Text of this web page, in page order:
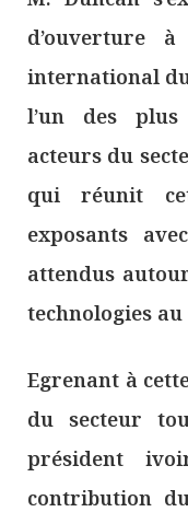
d’ouverture
international
l’un des plus
acteurs du
qui réunit
exposants
attendus
technologies
Egrenant à
du secteur
président
contribution